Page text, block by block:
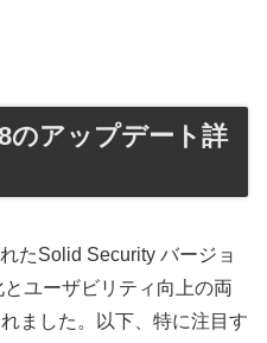
のアップデート詳
たSolid Security バージョ
ユーザビリティ向上の両
ました。以下、特に注目す